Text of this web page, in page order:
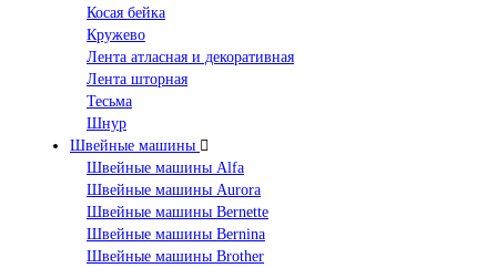
Косая бейка
Кружево
Лента aтласная и декоративная
Лента шторная
Тесьма
Шнур
Швейные машины
Швейные машины Alfa
Швейные машины Aurora
Швейные машины Bernette
Швейные машины Bernina
Швейные машины Brother